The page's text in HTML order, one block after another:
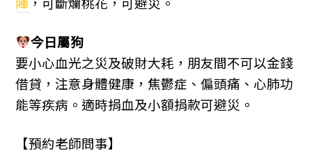
今日屬狗
要小心血光之災及破財大耗，朋友間不可以金錢
借貸，注意身體健康，焦鬱症、偏頭痛、心肺功
能等疾病。適時捐血及小額捐款可避災。
【預約老師問事】